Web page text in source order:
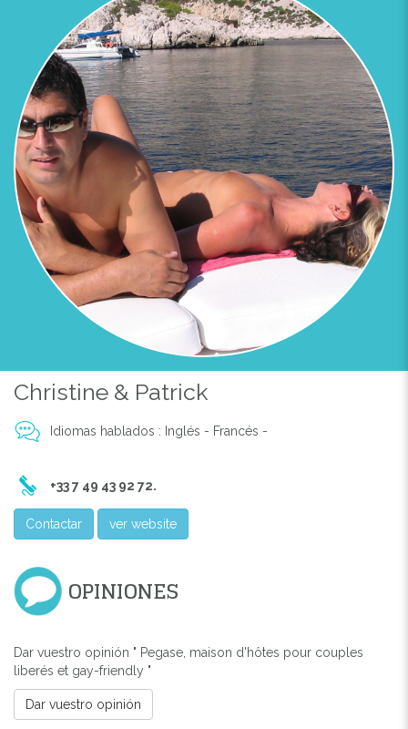
Christine & Patrick
Idiomas hablados : Inglés - Francés -
+33 7 49 43 92 72.
Contactar ver website
OPINIONES
Dar vuestro opinión " Pegase, maison d'hôtes pour couples
liberés et gay-friendly "
Dar vuestro opinión